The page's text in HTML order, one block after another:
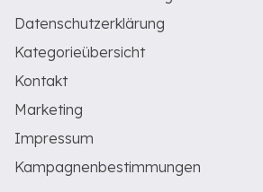
Datenschutzerklärung
Kategorieübersicht
Kontakt
Marketing
Impressum
Kampagnenbestimmungen